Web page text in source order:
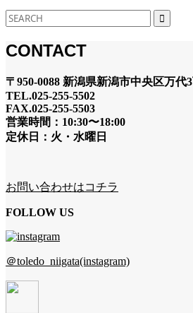
CONTACT
〒950-0088 新潟県新潟市中央区万代
TEL.025-255-5502
FAX.025-255-5503
営業時間：10:30〜18:00
定休日：火・水曜日
お問い合わせはコチラ
FOLLOW US
＠toledo_niigata(instagram)